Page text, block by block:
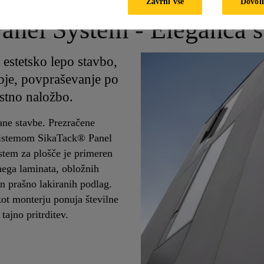
System - Eleganca
lepo stavbo,
povpraševanje po
naložbo.
stavbe. Prezračene
SikaTack® Panel
za plošče je primeren
laminata, obložnih
prašno lakiranih podlag.
monterju ponuja številne
pritrditev.